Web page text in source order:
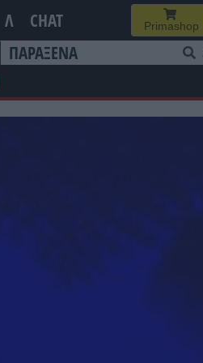
Λ CHAT Primashop
ΠΑΡΑΞΕΝΑ